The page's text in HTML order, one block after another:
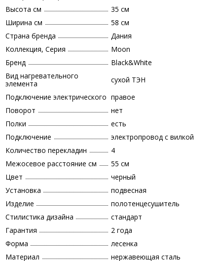
Высота см
35 см
Ширина см
58 см
Страна бренда
Дания
Коллекция, Серия
Moon
Бренд
Black&White
Вид нагревательного
элемента
сухой ТЭН
Подключение электрического правое
Поворот
нет
Полки
есть
Подключение
электропровод с вилкой
Количество перекладин
4
Межосевое расстояние см
55 см
Цвет
черный
Установка
подвесная
Изделие
полотенцесушитель
Стилистика дизайна
стандарт
Гарантия
2 года
Форма
лесенка
Материал
нержавеющая сталь